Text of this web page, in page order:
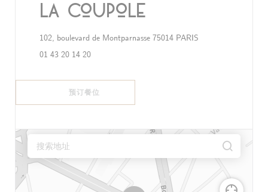
La Coupole
102, boulevard de Montparnasse 75014 PARIS
01 43 20 14 20
预订餐位